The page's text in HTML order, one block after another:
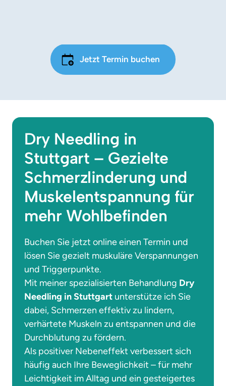
Jetzt Termin buchen
Dry Needling in
Stuttgart – Gezielte
Schmerzlinderung und
Muskelentspannung für
mehr Wohlbefinden
Buchen Sie jetzt online einen Termin und
lösen Sie gezielt muskuläre Verspannungen
und Triggerpunkte.
Mit meiner spezialisierten Behandlung Dry
Needling in Stuttgart unterstütze ich Sie
dabei, Schmerzen effektiv zu lindern,
verhärtete Muskeln zu entspannen und die
Durchblutung zu fördern.
Als positiver Nebeneffekt verbessert sich
häufig auch Ihre Beweglichkeit – für mehr
Leichtigkeit im Alltag und ein gesteigertes